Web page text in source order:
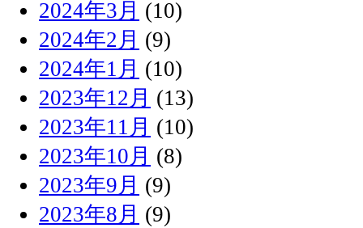
2024年3月 (10)
2024年2月 (9)
2024年1月 (10)
2023年12月 (13)
2023年11月 (10)
2023年10月 (8)
2023年9月 (9)
2023年8月 (9)